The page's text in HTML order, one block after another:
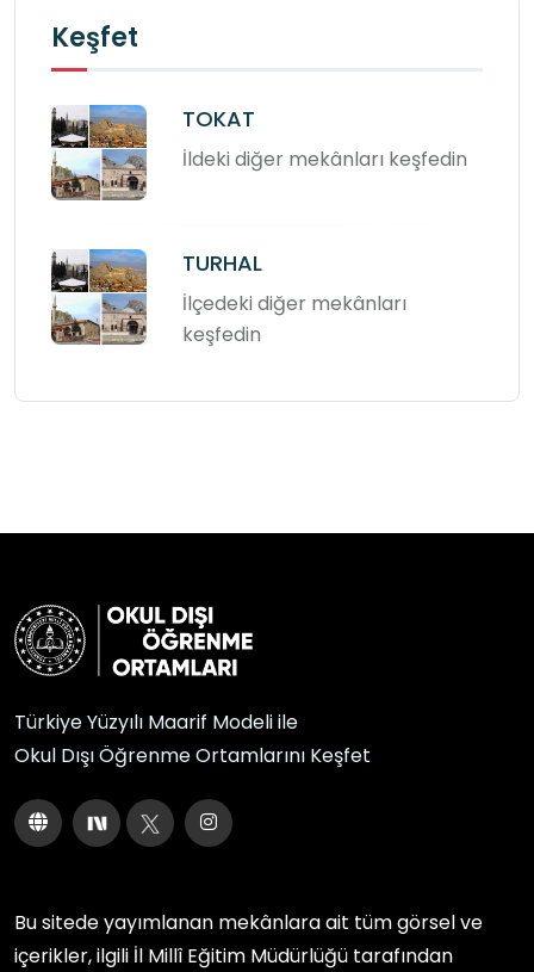
Keşfet
TOKAT
İldeki diğer mekânları keşfedin
TURHAL
İlçedeki diğer mekânları
keşfedin
Türkiye Yüzyılı Maarif Modeli ile
Okul Dışı Öğrenme Ortamlarını Keşfet
Bu sitede yayımlanan mekânlara ait tüm görsel ve
içerikler, ilgili İl Millî Eğitim Müdürlüğü tarafından